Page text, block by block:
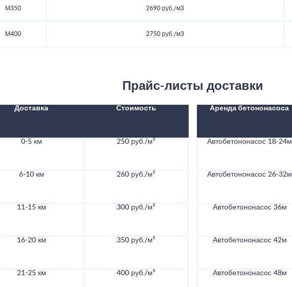
М350 2690 руб./м3
М400 2750 руб./м3
Прайс-листы доставки
Доставка Стоимость
0-5 км 250 руб./м³
6-10 км 260 руб./м³
11-15 км 300 руб./м³
16-20 км 350 руб./м³
21-25 км 400 руб./м³
Аренда бетононасоса
Автобетононасос 18-24м
Автобетононасос 26-32м
Автобетононасос 36м
Автобетононасос 42м
Автобетононасос 48м